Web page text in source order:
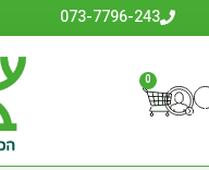
073-7796-243
0